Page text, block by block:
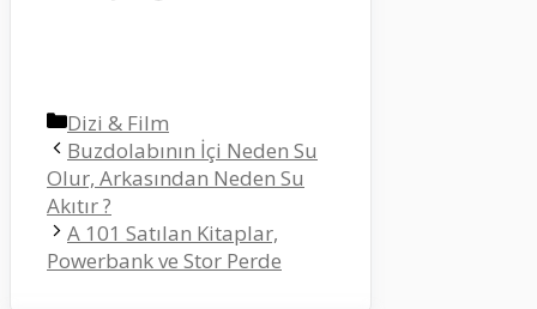
Kategoriler
Dizi & Film
Buzdolabının İçi Neden Su
Olur, Arkasından Neden Su
Akıtır ?
A 101 Satılan Kitaplar,
Powerbank ve Stor Perde